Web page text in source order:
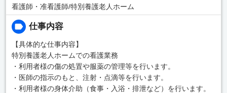
看護師・准看護師/特別養護老人ホーム
仕事内容
【具体的な仕事内容】
特別養護老人ホームでの看護業務
・利用者様の傷の処置や服薬の管理等を行います。
・医師の指示のもと、注射・点滴等を行います。
・利用者様の身体介助（食事・入浴・排泄など）を行います。